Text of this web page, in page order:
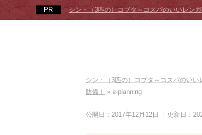
シン・（3匹の）コブタ～コスパのいいレン
シン・（3匹の）コブタ～コスパのい
防備！
» e-planning
公開日：2017年12月12日 ｜更新日：